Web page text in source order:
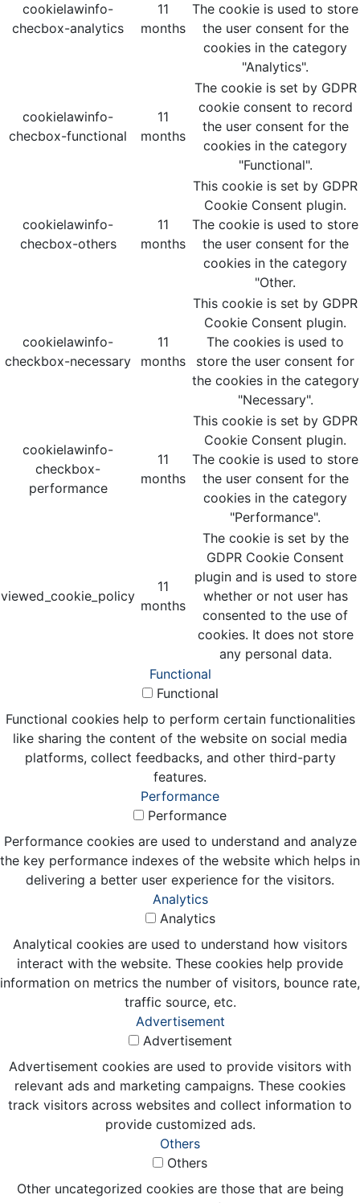
cookielawinfo-
checbox-analytics
11
months
The cookie is used to store
the user consent for the
cookies in the category
"Analytics".
cookielawinfo-
checbox-functional
11
months
The cookie is set by GDPR
cookie consent to record
the user consent for the
cookies in the category
"Functional".
cookielawinfo-
checbox-others
11
months
This cookie is set by GDPR
Cookie Consent plugin.
The cookie is used to store
the user consent for the
cookies in the category
"Other.
cookielawinfo-
checkbox-necessary
11
months
This cookie is set by GDPR
Cookie Consent plugin.
The cookies is used to
store the user consent for
the cookies in the category
"Necessary".
cookielawinfo-
checkbox-
performance
11
months
This cookie is set by GDPR
Cookie Consent plugin.
The cookie is used to store
the user consent for the
cookies in the category
"Performance".
viewed_cookie_policy
11
months
The cookie is set by the
GDPR Cookie Consent
plugin and is used to store
whether or not user has
consented to the use of
cookies. It does not store
any personal data.
Functional
Functional
Functional cookies help to perform certain functionalities
like sharing the content of the website on social media
platforms, collect feedbacks, and other third-party
features.
Performance
Performance
Performance cookies are used to understand and analyze
the key performance indexes of the website which helps in
delivering a better user experience for the visitors.
Analytics
Analytics
Analytical cookies are used to understand how visitors
interact with the website. These cookies help provide
information on metrics the number of visitors, bounce rate,
traffic source, etc.
Advertisement
Advertisement
Advertisement cookies are used to provide visitors with
relevant ads and marketing campaigns. These cookies
track visitors across websites and collect information to
provide customized ads.
Others
Others
Other uncategorized cookies are those that are being